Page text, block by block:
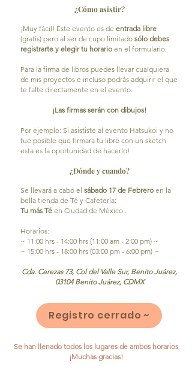
¿Cómo asistir?
¡Muy fácil! Este evento es de entrada libre
(gratis) pero al ser de cupo limitado sólo debes
registrarte y elegir tu horario en el formulario.
Para la firma de libros puedes llevar cualquiera
de mis proyectos e incluso podrás adquirir el que
te falte directamente en el evento.
¡Las firmas serán con dibujos!
Por ejemplo: Si asististe al evento Hatsukoi y no
fue posible que firmara tu libro con un sketch
esta es la oportunidad de hacerlo!
¿Dónde y cuando?
Se llevará a cabo el sábado 17 de Febrero en la
bella tienda de Té y Cafetería:
Tu más Té en Ciudad de México .
Horarios:
~ 11:00 hrs - 14:00 hrs (11:00 am - 2:00 pm) ~
~ 15:00 hrs - 18:00 hrs (03:00 pm - 6:00 pm) ~
Cda. Cerezas 73, Col del Valle Sur, Benito Juárez,
03104 Benito Juárez, CDMX
Registro cerrado ~
Se han llenado todos los lugares de ambos horarios
¡Muchas gracias!